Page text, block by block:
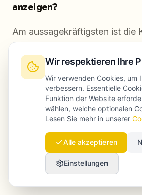
anzeigen?
Am aussagekräftigsten ist die
drei Signalen: direkte
in Perplexity und ChatGPT,
Tools, die Entwicklung des
Suchvolumens in der Google
und Referral-Traffic aus
Klicks an GA4 übergeben
ergibt das ein belastbares Bild
auch wenn die direkte
vollständig möglich ist.
Wir respektieren Ihre
Wir verwenden Cookies, um
verbessern. Essentielle
Funktion der Website
wählen, welche optionalen
Lesen Sie mehr in unserer
Alle akzeptieren
Einstellungen